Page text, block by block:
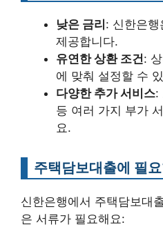
낮은 금리 : 신한은
제공합니다.
유연한 상환 조건:
에 맞춰 설정할 수
다양한 추가 서비스:
등 여러 가지 부가
요.
주택담보대출에 필
신한은행에서 주택담보대
은 서류가 필요해요: